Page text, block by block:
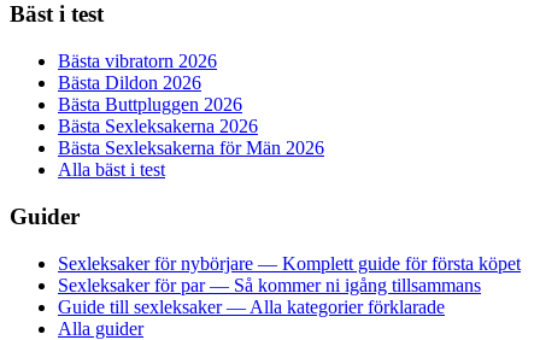
Bäst i test
Bästa vibratorn 2026
Bästa Dildon 2026
Bästa Buttpluggen 2026
Bästa Sexleksakerna 2026
Bästa Sexleksakerna för Män 2026
Alla bäst i test
Guider
Sexleksaker för nybörjare — Komplett guide för första köpet
Sexleksaker för par — Så kommer ni igång tillsammans
Guide till sexleksaker — Alla kategorier förklarade
Alla guider